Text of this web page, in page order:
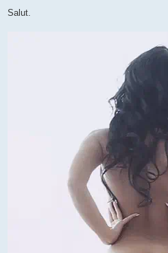
Salut.